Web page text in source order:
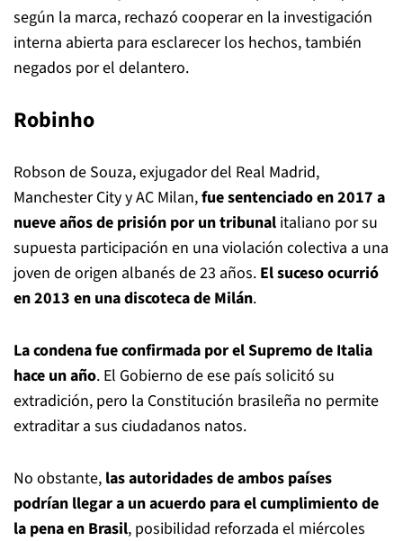
según la marca, rechazó cooperar en la investigación
interna abierta para esclarecer los hechos, también
negados por el delantero.
Robinho
Robson de Souza, exjugador del Real Madrid,
Manchester City y AC Milan,fue sentenciado en 2017 a
nueve años de prisión por un tribunal italiano por su
supuesta participación en una violación colectiva a una
joven de origen albanés de 23 años. El suceso ocurrió
en 2013 en una discoteca de Milán.
La condena fue confirmada por el Supremo de Italia
hace un año. El Gobierno de ese país solicitó su
extradición, pero la Constitución brasileña no permite
extraditar a sus ciudadanos natos.
No obstante, las autoridades de ambos países
podrían llegar a un acuerdo para el cumplimiento de
la pena en Brasil, posibilidad reforzada el miércoles